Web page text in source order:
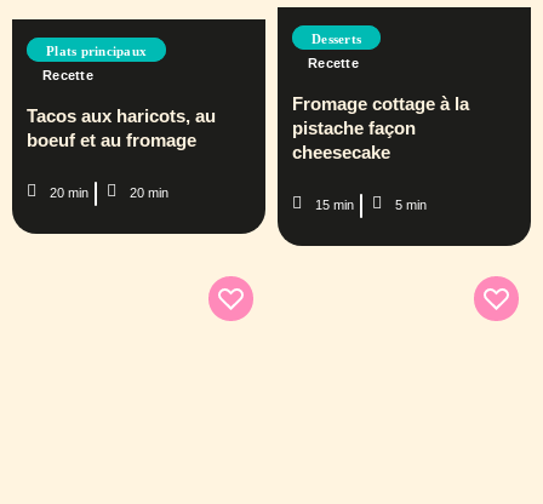
Plats principaux
Recette
Tacos aux haricots, au
boeuf et au fromage
20 min 20 min
Desserts
Recette
Fromage cottage à la
pistache façon
cheesecake
15 min 5 min